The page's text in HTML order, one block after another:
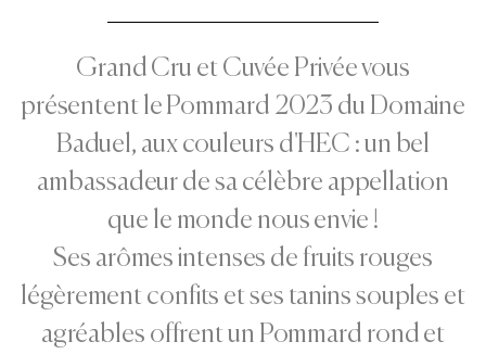
Grand Cru et Cuvée Privée vous
présentent le Pommard 2023 du Domaine
Baduel, aux couleurs d'HEC : un bel
ambassadeur de sa célèbre appellation
que le monde nous envie !
Ses arômes intenses de fruits rouges
légèrement confits et ses tanins souples et
agréables offrent un Pommard rond et